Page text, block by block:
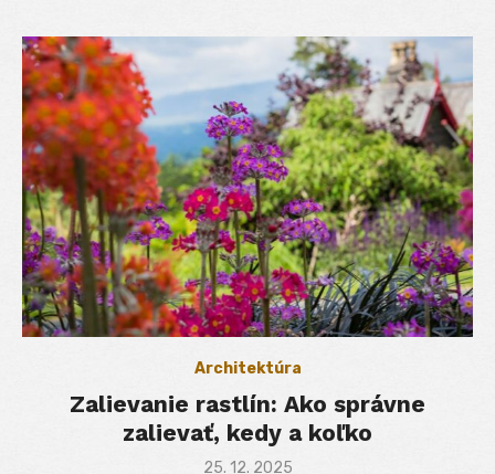
Architektúra
Zalievanie rastlín: Ako správne
zalievať, kedy a koľko
Posted
25. 12. 2025